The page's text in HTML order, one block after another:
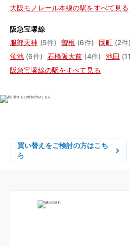
大阪モノレール本線の駅をすべて見る
阪急宝塚線
服部天神 (5件) 曽根 (6件) 岡町 (2件)
蛍池 (6件) 石橋阪大前 (4件) 池田
阪急宝塚線の駅をすべて見る
買い替えをご検討の方はこち
ら